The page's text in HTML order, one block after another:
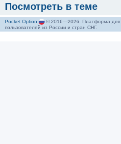
Посмотреть в теме
Pocket Option
© 2016—2026. Платформа для
пользователей из России и стран СНГ.